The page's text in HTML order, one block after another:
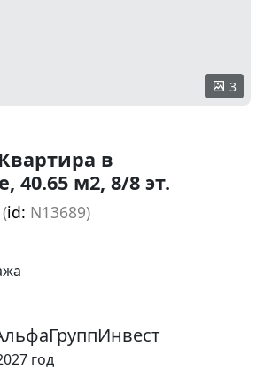
3
в
40.65 м2, 8/8 эт.
(id: N13689)
год